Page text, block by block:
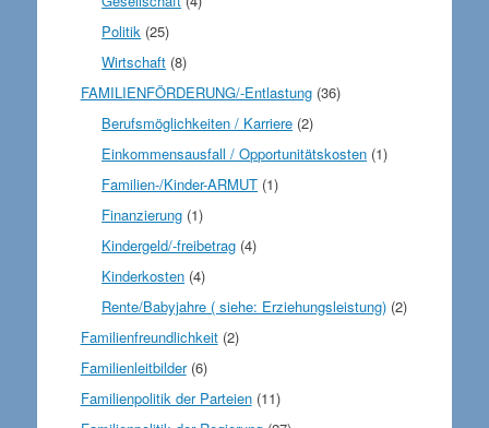
Politik (25)
Wirtschaft (8)
FAMILIENFÖRDERUNG/-Entlastung(36)
Berufsmöglichkeiten / Karriere (2)
Einkommensausfall / Opportunitätskosten (1)
Familien-/Kinder-ARMUT (1)
Finanzierung (1)
Kindergeld/-freibetrag (4)
Kinderkosten (4)
Rente/Babyjahre ( siehe: Erziehungsleistung) (2)
Familienfreundlichkeit(2)
Familienleitbilder(6)
Familienpolitik der Parteien(11)